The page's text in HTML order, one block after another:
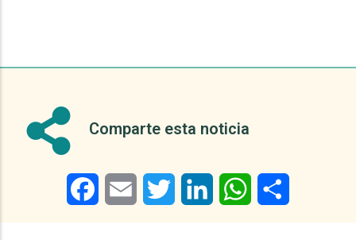
Comparte esta noticia
FacebookEmail Twitter LinkedIn WhatsApp